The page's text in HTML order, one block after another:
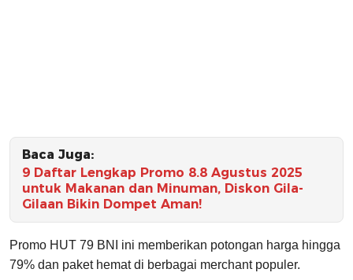
Baca Juga:
9 Daftar Lengkap Promo 8.8 Agustus 2025
untuk Makanan dan Minuman, Diskon Gila-
Gilaan Bikin Dompet Aman!
Promo HUT 79 BNI ini memberikan potongan harga hingga
79% dan paket hemat di berbagai merchant populer.